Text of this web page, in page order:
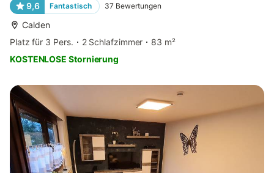
9,6 Fantastisch 37 Bewertungen
Calden
Platz für 3 Pers.
2 Schlafzimmer
83 m²
KOSTENLOSE Stornierung